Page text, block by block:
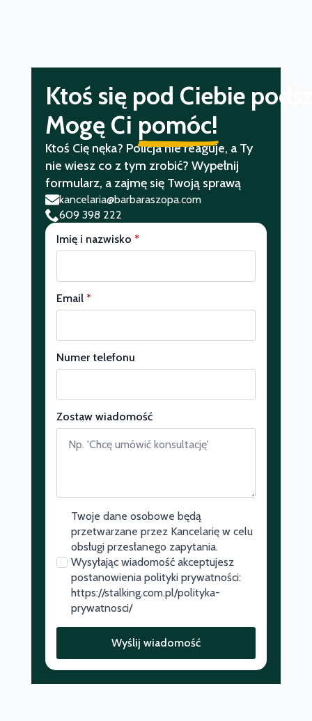
Ktoś się pod Ciebie
Mogę Ci pomóc!
Ktoś Cię nęka? Policja nie reaguje, a Ty
nie wiesz co z tym zrobić? Wypełnij
formularz, a zajmę się Twoją sprawą
kancelaria@barbaraszopa.com
609 398 222
Imię i nazwisko *
Email *
Numer telefonu
Zostaw wiadomość
Twoje dane osobowe będą
przetwarzane przez Kancelarię w celu
obsługi przesłanego zapytania.
Wysyłając wiadomość akceptujesz
postanowienia polityki prywatności:
https://stalking.com.pl/polityka-
prywatnosci/
Wyślij wiadomość